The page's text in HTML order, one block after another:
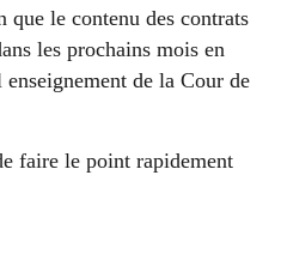
que le contenu des contrats
les prochains mois en
enseignement de la Cour de
faire le point rapidement